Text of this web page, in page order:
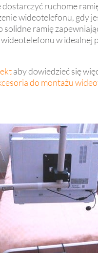
dostarczyć ruchome
wideotelefonu, gdy
solidne ramię
w idealnej
aby dowiedzieć się
do montażu